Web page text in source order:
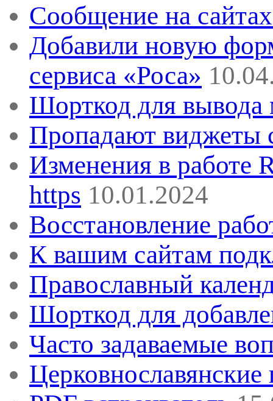
Сообщение на
Добавили новую
сервиса «Роса»
Шорткод для вывода
Пропадают виджеты
Изменения в работе
https 10.01.2024
Восстановление
К вашим сайтам
Православный
Шорткод для
Часто задаваемые